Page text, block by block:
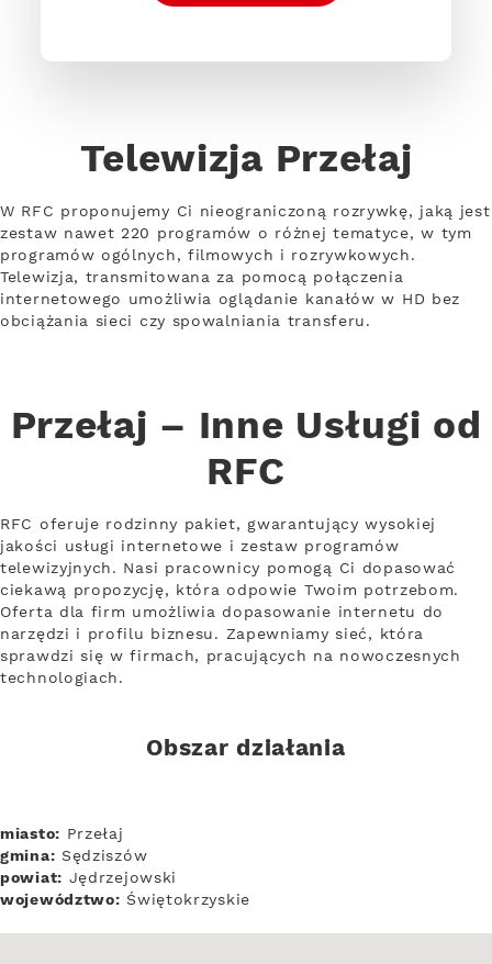
Telewizja Przełaj
W RFC proponujemy Ci nieograniczoną rozrywkę, jaką jest
zestaw nawet 220 programów o różnej tematyce, w tym
programów ogólnych, filmowych i rozrywkowych.
Telewizja, transmitowana za pomocą połączenia
internetowego umożliwia oglądanie kanałów w HD bez
obciążania sieci czy spowalniania transferu.
Przełaj – Inne Usługi od
RFC
RFC oferuje rodzinny pakiet, gwarantujący wysokiej
jakości usługi internetowe i zestaw programów
telewizyjnych. Nasi pracownicy pomogą Ci dopasować
ciekawą propozycję, która odpowie Twoim potrzebom.
Oferta dla firm umożliwia dopasowanie internetu do
narzędzi i profilu biznesu. Zapewniamy sieć, która
sprawdzi się w firmach, pracujących na nowoczesnych
technologiach.
Obszar działania
miasto: Przełaj
gmina: Sędziszów
powiat: Jędrzejowski
województwo: Świętokrzyskie